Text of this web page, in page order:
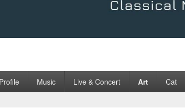
Profile Music Live & Concert Art Cat